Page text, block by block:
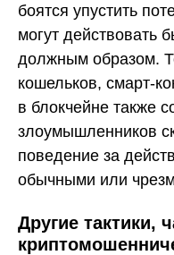
боятся упустить
могут действовать
должным образом.
кошельков, смарт-
в блокчейне также
злоумышленников
поведение за
обычными или
Другие тактики,